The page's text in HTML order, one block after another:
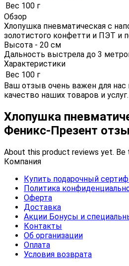
Вес 100 г
Обзор
Хлопушка пневматическая с
золотистого конфетти и ПЭТ и
Высота - 20 см
Дальность выстрела до 3
Характеристики
Вес 100 г
Ваш отзыв очень важен для
качество наших товаров и
Хлопушка
Феникс-Презент
About this product reviews yet. Be
Компания
Купить подарочный
Политика
Оферта
Доставка
Акции Бонусы и
Контакты
Об организации
Оплата
Условия возврата